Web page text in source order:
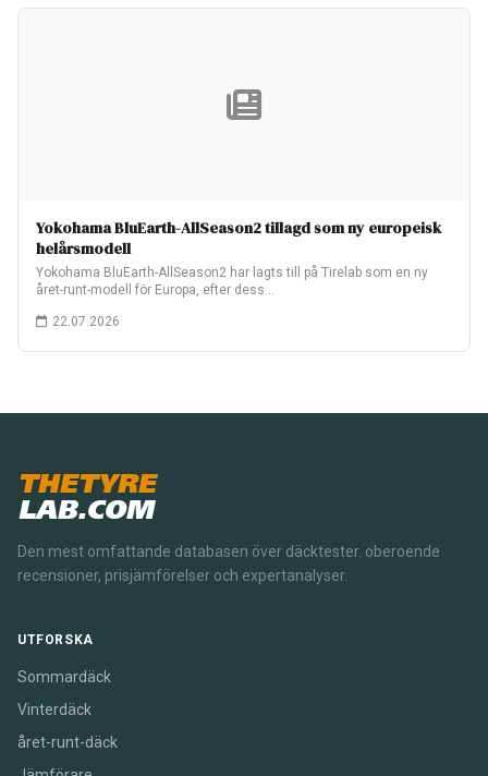
Yokohama BluEarth-AllSeason2 tillagd som ny europeisk
helårsmodell
Yokohama BluEarth-AllSeason2 har lagts till på Tirelab som en ny
året-runt-modell för Europa, efter dess…
22.07.2026
THETYRE
LAB.COM
Den mest omfattande databasen över däcktester. oberoende
recensioner, prisjämförelser och expertanalyser.
UTFORSKA
Sommardäck
Vinterdäck
året-runt-däck